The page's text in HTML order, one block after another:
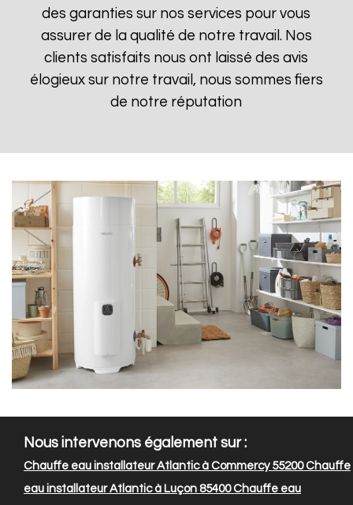
des garanties sur nos services pour vous
assurer de la qualité de notre travail. Nos
clients satisfaits nous ont laissé des avis
élogieux sur notre travail, nous sommes fiers
de notre réputation
Nous intervenons également sur :
Chauffe eau installateur Atlantic à Commercy 55200Chauffe
eau installateur Atlantic à Luçon 85400Chauffe eau